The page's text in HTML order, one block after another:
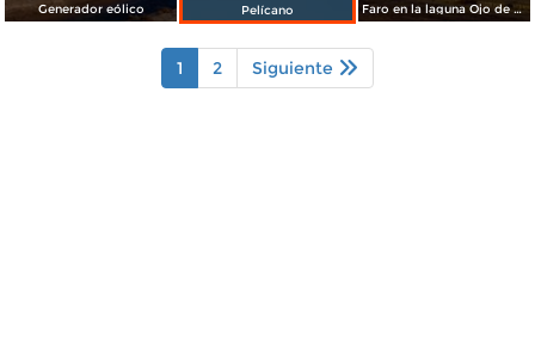
Generador eólico Pelícano Faro en la laguna Ojo de Liebre
1 2 Siguiente